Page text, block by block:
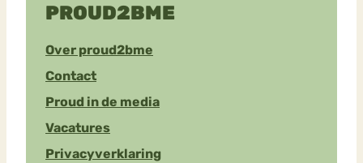
PROUD2BME
Over proud2bme
Contact
Proud in de media
Vacatures
Privacyverklaring